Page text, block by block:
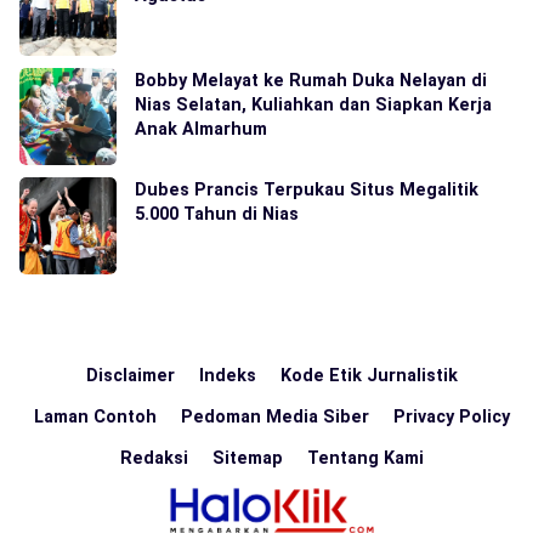
Bobby Melayat ke Rumah Duka Nelayan di
Nias Selatan, Kuliahkan dan Siapkan Kerja
Anak Almarhum
Dubes Prancis Terpukau Situs Megalitik
5.000 Tahun di Nias
Disclaimer Indeks Kode Etik Jurnalistik
Laman Contoh Pedoman Media Siber Privacy Policy
Redaksi Sitemap Tentang Kami